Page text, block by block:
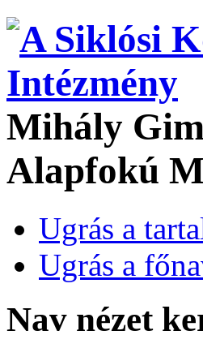
Mihály
Alapfokú
Ugrás a
Ugrás a
Nav nézet